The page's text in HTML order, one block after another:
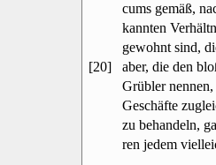
cums gemäß,
kannten
gewohnt sind,
[20]
aber, die den
Grübler
Geschäfte
zu behandeln,
ren jedem